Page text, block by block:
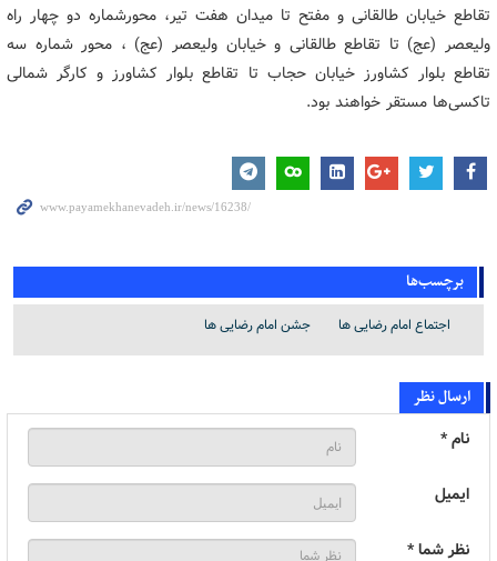
تقاطع خیابان طالقانی و مفتح تا میدان هفت تیر، محورشماره دو چهار راه
ولیعصر (عج) تا تقاطع طالقانی و خیابان ولیعصر (عج) ، محور شماره سه
تقاطع بلوار کشاورز خیابان حجاب تا تقاطع بلوار کشاورز و کارگر شمالی
تاکسی‌ها مستقر خواهند بود.
برچسب‌ها
اجتماع امام رضایی ها جشن امام رضایی ها
ارسال نظر
نام *
ایمیل
نظر شما *